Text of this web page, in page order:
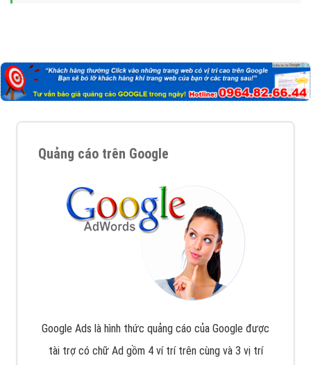
Quảng cáo trên Google
Google Ads là hình thức quảng cáo của Google được
tài trợ có chữ Ad gồm 4 ví trí trên cùng và 3 vị trí